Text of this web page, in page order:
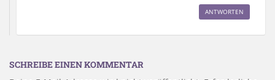
ANTWORTEN
SCHREIBE EINEN KOMMENTAR